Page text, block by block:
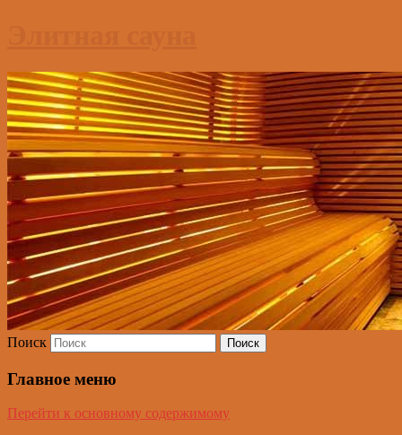
Поиск
Главное меню
Перейти к основному содержимому